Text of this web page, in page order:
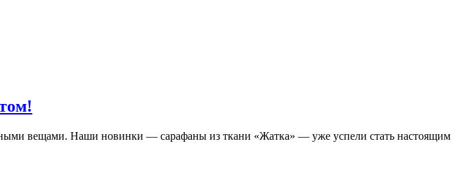
вещами. Наши новинки — сарафаны из ткани «Жатка» — уже успели стать настоящим